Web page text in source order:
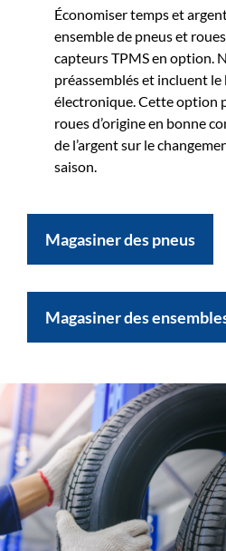
Économiser temps et
ensemble de pneus et
capteurs TPMS en option.
préassemblés et incluent
électronique. Cette option
roues d’origine en bonne
de l’argent sur le
saison.
Magasiner des pneus
Magasiner des